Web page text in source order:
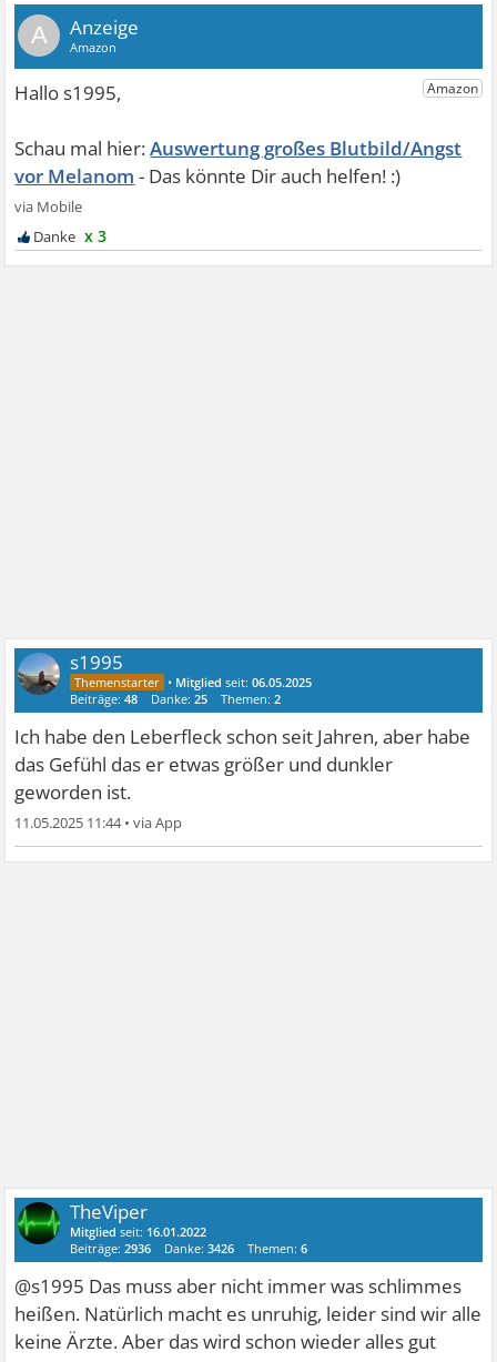
A
Auswertung großes Blutbild/Angst
vor Melanom
x 3
s1995
• Mitglied seit:06.05.2025
Beiträge:48 Danke:25 Themen:2
Ich habe den Leberfleck schon seit Jahren, aber habe
das Gefühl das er etwas größer und dunkler
geworden ist.
11.05.2025 11:44•
TheViper
Mitglied seit: 16.01.2022
Beiträge:2936 Danke:3426 Themen:6
@s1995 Das muss aber nicht immer was schlimmes
heißen. Natürlich macht es unruhig, leider sind wir alle
keine Ärzte. Aber das wird schon wieder alles gut